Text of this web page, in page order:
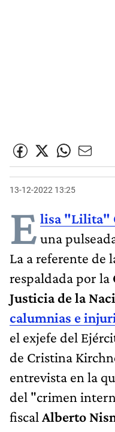
13-12-2022 13:25
E lisa "Lilita"
una
La a referente de
respaldada por la
Justicia de la
calumnias e
el exjefe del
de Cristina
entrevista en la
del "crimen
fiscal Alberto